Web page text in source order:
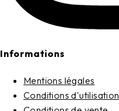
Informations
Mentions légales
Conditions d'utilisation